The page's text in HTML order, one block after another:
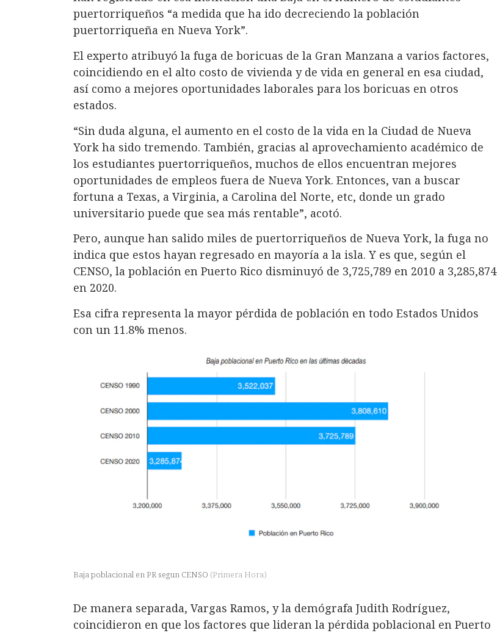
puertorriqueños “a medida que ha ido decreciendo la población
puertorriqueña en Nueva York”.
El experto atribuyó la fuga de boricuas de la Gran Manzana a varios factores,
coincidiendo en el alto costo de vivienda y de vida en general en esa ciudad,
así como a mejores oportunidades laborales para los boricuas en otros
estados.
“Sin duda alguna, el aumento en el costo de la vida en la Ciudad de Nueva
York ha sido tremendo. También, gracias al aprovechamiento académico de
los estudiantes puertorriqueños, muchos de ellos encuentran mejores
oportunidades de empleos fuera de Nueva York. Entonces, van a buscar
fortuna a Texas, a Virginia, a Carolina del Norte, etc, donde un grado
universitario puede que sea más rentable”, acotó.
Pero, aunque han salido miles de puertorriqueños de Nueva York, la fuga no
indica que estos hayan regresado en mayoría a la isla. Y es que, según el
CENSO, la población en Puerto Rico disminuyó de 3,725,789 en 2010 a 3,285,874
en 2020.
Esa cifra representa la mayor pérdida de población en todo Estados Unidos
con un 11.8% menos.
Baja poblacional en PR segun CENSO (Primera Hora)
De manera separada, Vargas Ramos, y la demógrafa Judith Rodríguez,
coincidieron en que los factores que lideran la pérdida poblacional en Puerto